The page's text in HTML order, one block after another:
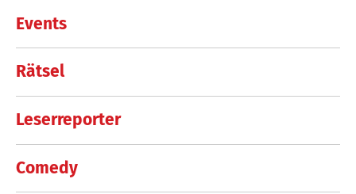
Events
Rätsel
Leserreporter
Comedy